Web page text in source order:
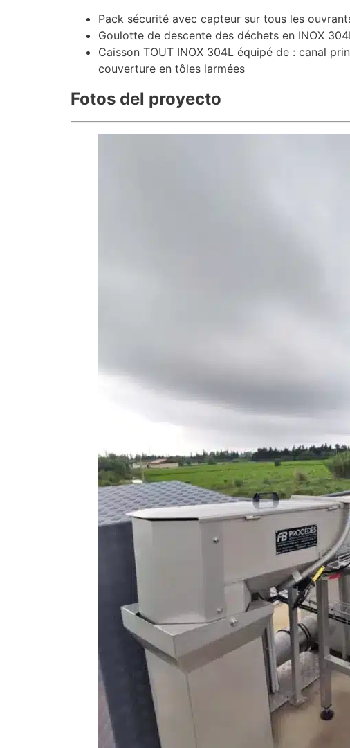
Pack sécurité avec capteur sur tous les
Goulotte de descente des déchets en INOX
Caisson TOUT INOX 304L équipé de : canal
couverture en tôles larmées
Fotos del proyecto